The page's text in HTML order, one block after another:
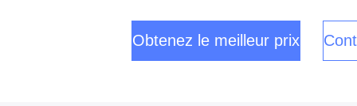
Obtenez le meilleur prix